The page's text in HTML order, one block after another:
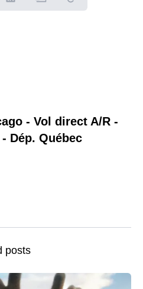
- Vol direct A/R -
Dép. Québec
posts